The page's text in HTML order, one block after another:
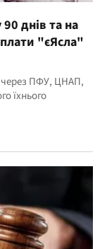
днів та на
"єЯсла"
через ПФУ, ЦНАП,
їхнього